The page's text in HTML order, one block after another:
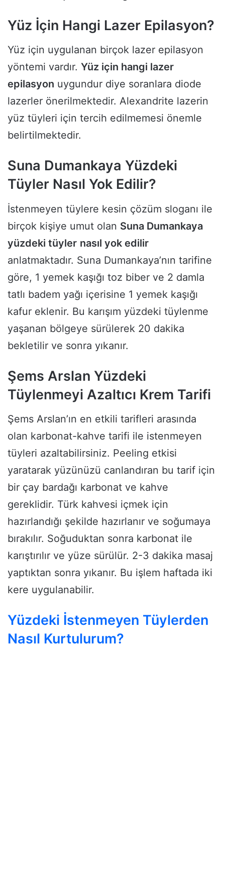
Yüz İçin Hangi Lazer Epilasyon?
Yüz için uygulanan birçok lazer epilasyon
yöntemi vardır. Yüz için hangi lazer
epilasyon uygundur diye soranlara diode
lazerler önerilmektedir. Alexandrite lazerin
yüz tüyleri için tercih edilmemesi önemle
belirtilmektedir.
Suna Dumankaya Yüzdeki
Tüyler Nasıl Yok Edilir?
İstenmeyen tüylere kesin çözüm sloganı ile
birçok kişiye umut olan Suna Dumankaya
yüzdeki tüyler nasıl yok edilir
anlatmaktadır. Suna Dumankaya’nın tarifine
göre, 1 yemek kaşığı toz biber ve 2 damla
tatlı badem yağı içerisine 1 yemek kaşığı
kafur eklenir. Bu karışım yüzdeki tüylenme
yaşanan bölgeye sürülerek 20 dakika
bekletilir ve sonra yıkanır.
Şems Arslan Yüzdeki
Tüylenmeyi Azaltıcı Krem Tarifi
Şems Arslan’ın en etkili tarifleri arasında
olan karbonat-kahve tarifi ile istenmeyen
tüyleri azaltabilirsiniz. Peeling etkisi
yaratarak yüzünüzü canlandıran bu tarif için
bir çay bardağı karbonat ve kahve
gereklidir. Türk kahvesi içmek için
hazırlandığı şekilde hazırlanır ve soğumaya
bırakılır. Soğuduktan sonra karbonat ile
karıştırılır ve yüze sürülür. 2-3 dakika masaj
yaptıktan sonra yıkanır. Bu işlem haftada iki
kere uygulanabilir.
Yüzdeki İstenmeyen Tüylerden
Nasıl Kurtulurum?